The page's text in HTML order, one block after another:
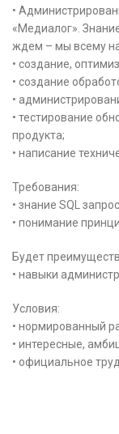
•
«Медиалог».
ждем – мы всему
• создание,
• создание
•
• тестирование
продукта;
• написание
Требования:
• знание SQL
• понимание
Будет
• навыки
Условия:
• нормированный
• интересные,
• официальное